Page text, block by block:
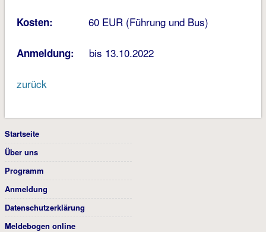
Kosten: 60 EUR (Führung und Bus)
Anmeldung: bis 13.10.2022
zurück
Startseite
Über uns
Programm
Anmeldung
Datenschutzerklärung
Meldebogen online